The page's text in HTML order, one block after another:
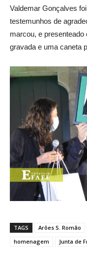
Valdemar Gonçalves
testemunhos de
marcou, e
gravada e uma caneta
TAGS Arões S. Romão
homenagem
Junta de